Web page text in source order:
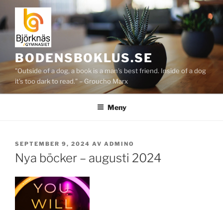
Hoppa
till
innehåll
BODENSBOKLUS.SE
"Outside of a dog, a book is a man's best friend. Inside of a dog
it's too dark to read." – Groucho Marx
Meny
PUBLICERAT
SEPTEMBER 9, 2024 AV ADMINO
Nya böcker – augusti 2024